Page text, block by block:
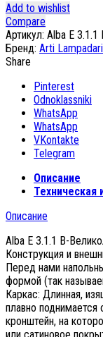
Add to wishlist
Compare
Артикул: Alba E 3.1.1
Бренд: Arti Lampadari
Share
Pinterest
Odnoklassniki
WhatsApp
WhatsApp
VKontakte
Telegram
Описание
Техническая
Описание
Alba E 3.1.1 B-
Конструкция и
Перед нами
формой (так
Каркас: Длинная,
плавно поднимается
кронштейн, на